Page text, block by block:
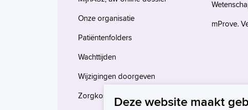
Onze organisatie
Patiëntenfolders
Wachttijden
Wijzigingen doorgeven
Zorgkosten en verzekeringen
mProve.
Deze website maakt